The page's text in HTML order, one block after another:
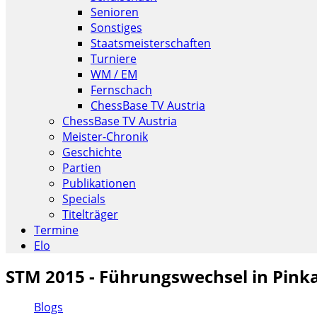
Senioren
Sonstiges
Staatsmeisterschaften
Turniere
WM / EM
Fernschach
ChessBase TV Austria
ChessBase TV Austria
Meister-Chronik
Geschichte
Partien
Publikationen
Specials
Titelträger
Termine
Elo
STM 2015 - Führungswechsel in
Blogs